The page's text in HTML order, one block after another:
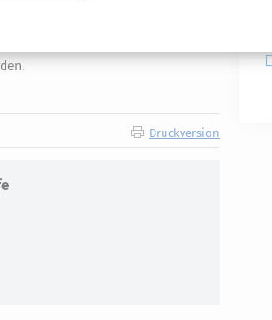
Missbrauch der
Druckversion